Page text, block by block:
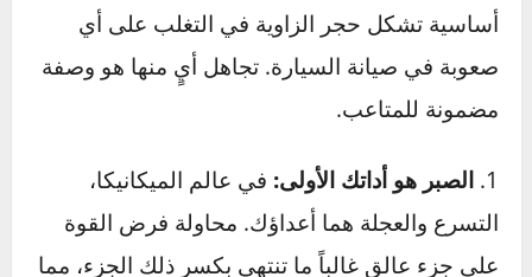
قبل أن نتعمق في التفاصيل، دعنا نرسخ ثلاث قواعد
أساسية تشكل حجر الزاوية في التغلب على أي
صعوبة في صيانة السيارة. تجاهل أيٍ منها هو وصفة
مضمونة للمتاعب.